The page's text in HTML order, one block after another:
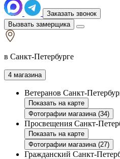
Заказать звонок
Вызвать замерщика
в Санкт-Петербурге
4 магазина
Ветеранов Санкт-
Показать на карте
Фотографии магазина (34)
Просвещения Санкт-
Показать на карте
Фотографии магазина (27)
Гражданский Санкт-